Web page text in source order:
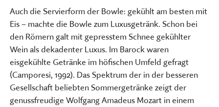
Auch die Servierform der Bowle: gekühlt am besten mit
Eis – machte die Bowle zum Luxusgetränk. Schon bei
den Römern galt mit gepresstem Schnee gekühlter
Wein als dekadenter Luxus. Im Barock waren
eisgekühlte Getränke im höfischen Umfeld gefragt
(Camporesi, 1992). Das Spektrum der in der besseren
Gesellschaft beliebten Sommergetränke zeigt der
genussfreudige Wolfgang Amadeus Mozart in einem